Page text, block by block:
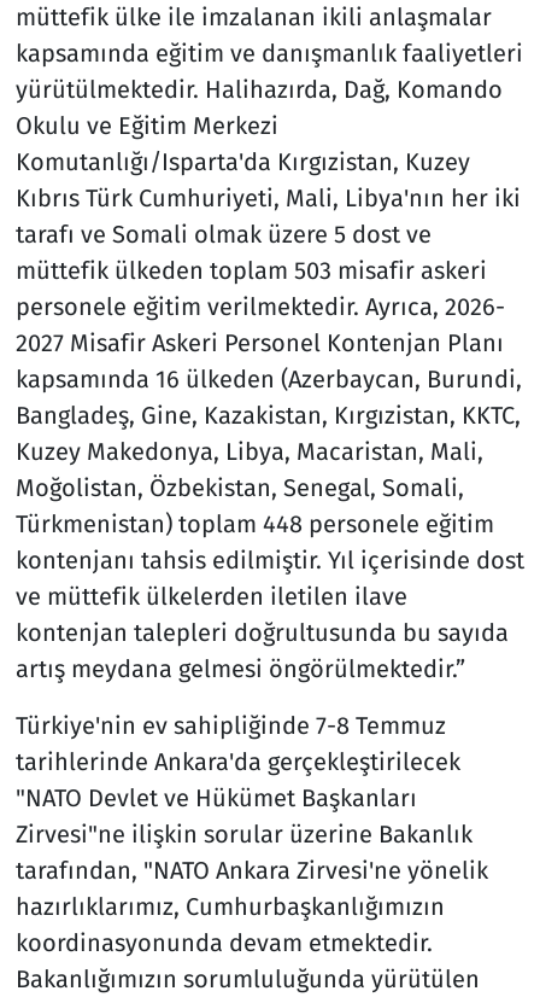
müttefik ülke ile imzalanan ikili anlaşmalar
kapsamında eğitim ve danışmanlık faaliyetleri
yürütülmektedir. Halihazırda, Dağ, Komando
Okulu ve Eğitim Merkezi
Komutanlığı/Isparta'da Kırgızistan, Kuzey
Kıbrıs Türk Cumhuriyeti, Mali, Libya'nın her iki
tarafı ve Somali olmak üzere 5 dost ve
müttefik ülkeden toplam 503 misafir askeri
personele eğitim verilmektedir. Ayrıca, 2026-
2027 Misafir Askeri Personel Kontenjan Planı
kapsamında 16 ülkeden (Azerbaycan, Burundi,
Bangladeş, Gine, Kazakistan, Kırgızistan, KKTC,
Kuzey Makedonya, Libya, Macaristan, Mali,
Moğolistan, Özbekistan, Senegal, Somali,
Türkmenistan) toplam 448 personele eğitim
kontenjanı tahsis edilmiştir. Yıl içerisinde dost
ve müttefik ülkelerden iletilen ilave
kontenjan talepleri doğrultusunda bu sayıda
artış meydana gelmesi öngörülmektedir.”
Türkiye'nin ev sahipliğinde 7-8 Temmuz
tarihlerinde Ankara'da gerçekleştirilecek
"NATO Devlet ve Hükümet Başkanları
Zirvesi"ne ilişkin sorular üzerine Bakanlık
tarafından, "NATO Ankara Zirvesi'ne yönelik
hazırlıklarımız, Cumhurbaşkanlığımızın
koordinasyonunda devam etmektedir.
Bakanlığımızın sorumluluğunda yürütülen